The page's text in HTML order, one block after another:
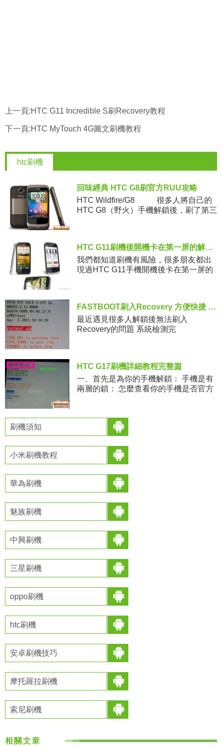
上一頁:HTC G11 Incredible S刷Recovery教程
下一頁:HTC MyTouch 4G圖文刷機教程
htc刷機
回味經典 HTC G8刷官方RUU攻略
HTC Wildfire/G8 很多人將自己的
HTC G8（野火）手機解鎖後，刷了第三
HTC G11刷機後開機卡在第一屏的解決方法
我們都知道刷機有風險，很多朋友都出
現過HTC G11手機開機後卡在第一屏的
FASTBOOT刷入Recovery 方便快捷 簡易操作
最近遇見很多人解鎖後無法刷入
Recovery的問題 系統檢測完
HTC G17刷機詳細教程完整篇
一、首先是為你的手機解鎖： 手機是有
兩層的鎖： 怎麼查看你的手機是否官方
刷機須知
小米刷機教程
華為刷機
魅族刷機
中興刷機
三星刷機
oppo刷機
htc刷機
安卓刷機技巧
摩托羅拉刷機
索尼刷機
相關文章